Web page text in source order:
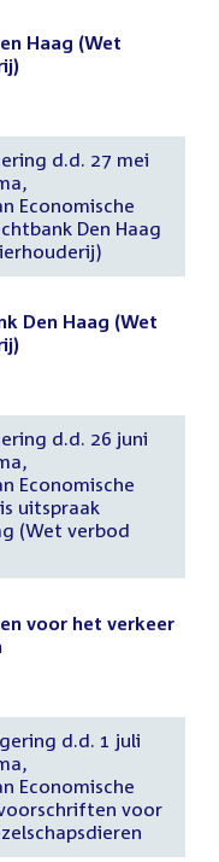
Haag (Wet
d.d. 27 mei
Economische
Den Haag
Den Haag (Wet
d.d. 26 juni
Economische
uitspraak
(Wet verbod
voor het verkeer
d.d. 1 juli
Economische
voor